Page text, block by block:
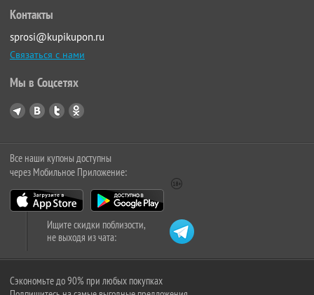
Контакты
sprosi@kupikupon.ru
Связаться с нами
Мы в Соцсетях
Все наши купоны доступны
через Мобильное Приложение:
Ищите скидки поблизости,
не выходя из чата:
Сэкономьте до 90% при любых покупках